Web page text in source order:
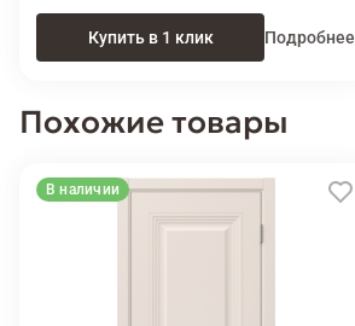
Купить в 1 клик Подробнее
Похожие товары
В наличии